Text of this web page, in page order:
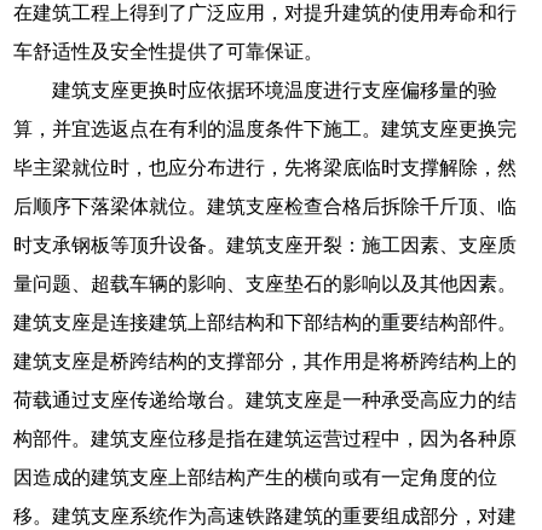
在建筑工程上得到了广泛应用，对提升建筑的使用寿命和行
车舒适性及安全性提供了可靠保证。
建筑支座更换时应依据环境温度进行支座偏移量的验
算，并宜选返点在有利的温度条件下施工。建筑支座更换完
毕主梁就位时，也应分布进行，先将梁底临时支撑解除，然
后顺序下落梁体就位。建筑支座检查合格后拆除千斤顶、临
时支承钢板等顶升设备。建筑支座开裂：施工因素、支座质
量问题、超载车辆的影响、支座垫石的影响以及其他因素。
建筑支座是连接建筑上部结构和下部结构的重要结构部件。
建筑支座是桥跨结构的支撑部分，其作用是将桥跨结构上的
荷载通过支座传递给墩台。建筑支座是一种承受高应力的结
构部件。建筑支座位移是指在建筑运营过程中，因为各种原
因造成的建筑支座上部结构产生的横向或有一定角度的位
移。建筑支座系统作为高速铁路建筑的重要组成部分，对建